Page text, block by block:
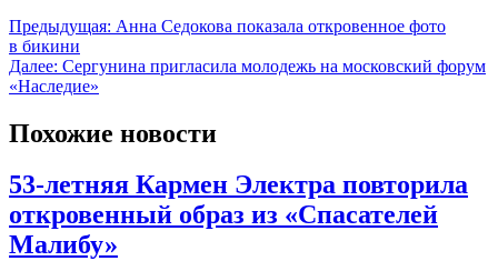
Предыдущая: Анна Седокова показала откровенное фото
в бикини
Далее: Сергунина пригласила молодежь на московский форум
«Наследие»
Похожие новости
53-летняя Кармен Электра повторила
откровенный образ из «Спасателей
Малибу»